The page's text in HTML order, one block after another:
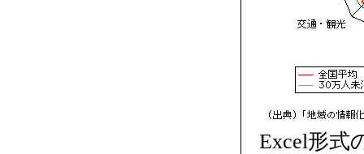
Excel形式